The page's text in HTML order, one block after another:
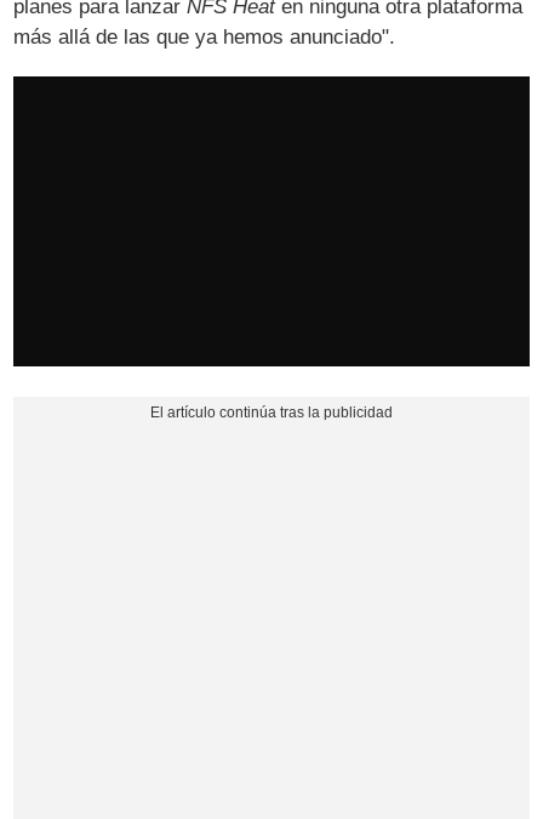
planes para lanzarNFS Heaten ninguna otra plataforma
más allá de las que ya hemos anunciado".